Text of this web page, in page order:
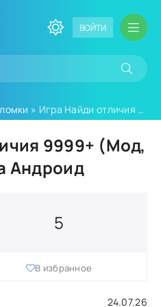
ВОЙТИ
» Игра Найди отличия 9999+ (Мод, Много денег)
9999+ (Мод,
Андроид
24.07.26
5
В избранное